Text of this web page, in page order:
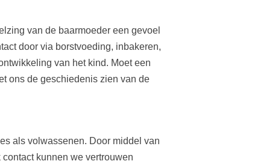
van de baarmoeder een gevoel
door via borstvoeding, inbakeren,
van het kind. Moet een
ons de geschiedenis zien van de
als volwassenen. Door middel van
kunnen we vertrouwen